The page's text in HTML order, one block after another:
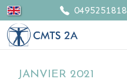
0495251818
JANVIER 2021